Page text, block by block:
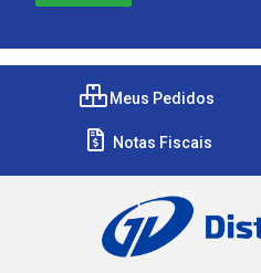
Meus Pedidos
Notas Fiscais